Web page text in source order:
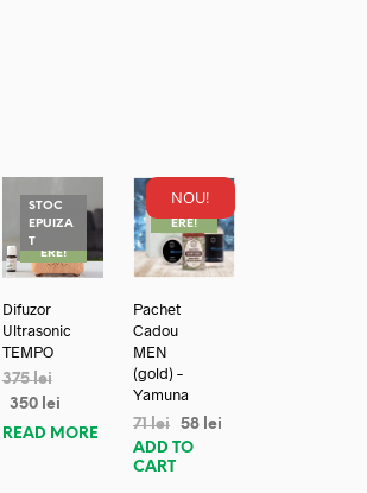
STOC
EPUIZA
TREDUC
ERE!
Difuzor
Ultrasonic
TEMPO
375lei
350 lei
READ MORE
NOU!
REDUC
ERE!
Pachet
Cadou
MEN
(gold) –
Yamuna
71lei 58 lei
ADD TO
CART